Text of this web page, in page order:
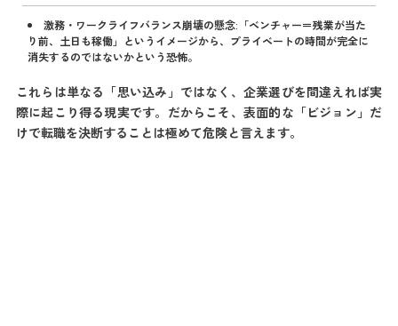
激務・ワークライフバランス崩壊の懸念:「ベンチャー＝残業が当た
り前、土日も稼働」というイメージから、プライベートの時間が完全に
消失するのではないかという恐怖。
これらは単なる「思い込み」ではなく、企業選びを間違えれば実
際に起こり得る現実です。だからこそ、表面的な「ビジョン」だ
けで転職を決断することは極めて危険と言えます。